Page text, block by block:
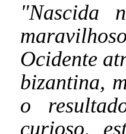
"Nascida
Ocidente
bizantina,
o
curioso,